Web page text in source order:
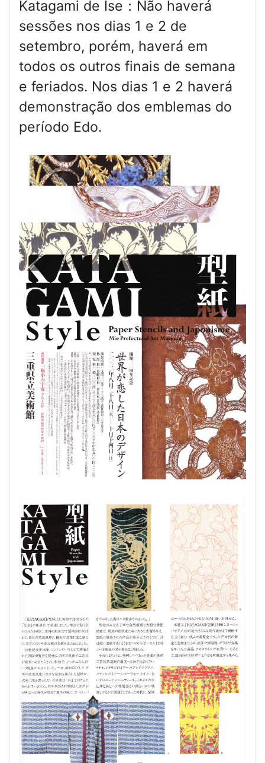
Katagami de Ise：Não haverá
sessões nos dias 1 e 2 de
setembro, porém, haverá em
todos os outros finais de semana
e feriados. Nos dias 1 e 2 haverá
demonstração dos emblemas do
período Edo.